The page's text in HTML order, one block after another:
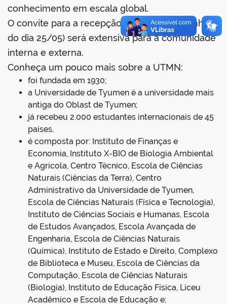
conhecimento em escala global.
O convite para a recepção da comitiva (manhã
do dia 25/05) será extensiva para a comunidade
interna e externa.
Conheça um pouco mais sobre a UTMN:
foi fundada em 1930;
a Universidade de Tyumen é a universidade mais
antiga do Oblast de Tyumen;
já recebeu 2.000 estudantes internacionais de 45
países,
é composta por: Instituto de Finanças e
Economia, Instituto X-BIO de Biologia Ambiental
e Agrícola, Centro Técnico, Escola de Ciências
Naturais (Ciências da Terra), Centro
Administrativo da Universidade de Tyumen,
Escola de Ciências Naturais (Física e Tecnologia),
Instituto de Ciências Sociais e Humanas, Escola
de Estudos Avançados, Escola Avançada de
Engenharia, Escola de Ciências Naturais
(Química), Instituto de Estado e Direito, Complexo
de Biblioteca e Museu, Escola de Ciências da
Computação, Escola de Ciências Naturais
(Biologia), Instituto de Educação Física, Liceu
Acadêmico e Escola de Educação e;